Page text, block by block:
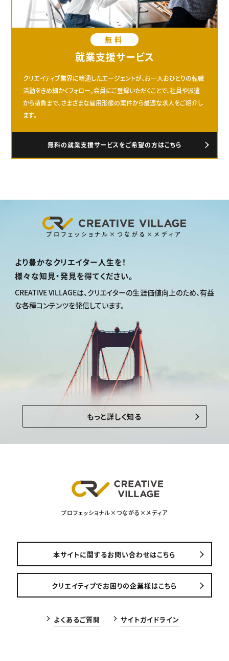
無料
就業支援サービス
クリエイティブ業界に精通したエージェントが、お一人おひとりの転職
活動をきめ細かくフォロー。会員にご登録いただくことで、社員や派遣
から請負まで、さまざまな雇用形態の案件から最適な求人をご紹介し
ます。
無料の就業支援サービスをご希望の方はこちら
プロフェッショナル×つながる×メディア
より豊かなクリエイター人生を！
様々な知見・発見を得てください。
CREATIVE VILLAGEは、クリエイターの生涯価値向上のため、有益
な各種コンテンツを発信しています。
もっと詳しく知る
プロフェッショナル×つながる×メディア
本サイトに関するお問い合わせはこちら
クリエイティブでお困りの企業様はこちら
よくあるご質問 サイトガイドライン